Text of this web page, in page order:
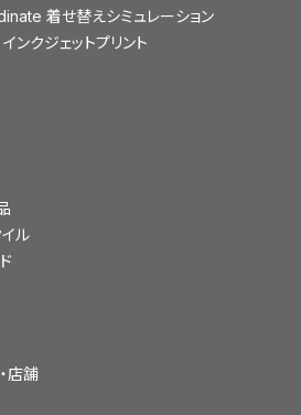
着せ替えシミュレーション
ンクジェットプリント
イル
店舗